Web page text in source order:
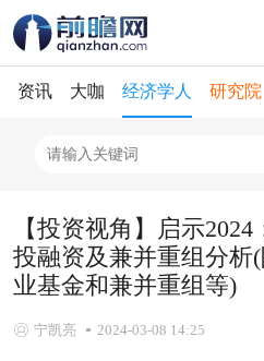
资讯 大咖 经济学人 研究院
【投资视角】启示
投融资及兼并重组分析
业基金和兼并重组等)
宁凯亮 2024-03-08 14:25